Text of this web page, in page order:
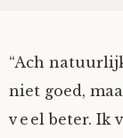
Wie zijn we?
Het
De hele kast
HD-Archief
Het hele
Verhalen
“Ach
niet goed,
veel beter. Ik